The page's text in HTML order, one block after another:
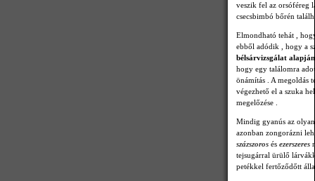
veszik fel az orsóféreg
csecsbimbó bőrén
Elmondható tehát ,
ebből adódik , hogy a
bélsárvizsgálat alapján
hogy egy találomra
önámítás . A megoldás
végezhető el a szuka
megelőzése .
Mindig gyanús az
azonban zongorázni
százszoros és ezerszeres
tejsugárral ürülő
petékkel fertőződőtt